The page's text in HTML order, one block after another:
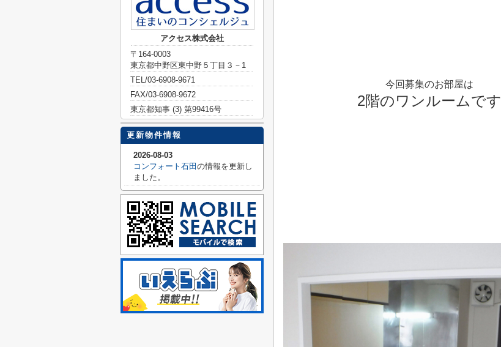
今回募集のお部屋は
2階のワンルームです
アクセス株式会社
〒164-0003
東京都中野区東中野５丁目３－1
TEL/03-6908-9671
FAX/03-6908-9672
東京都知事 (3) 第99416号
更新物件情報
2026-08-03
コンフォート石田 の情報を更新し
ました。